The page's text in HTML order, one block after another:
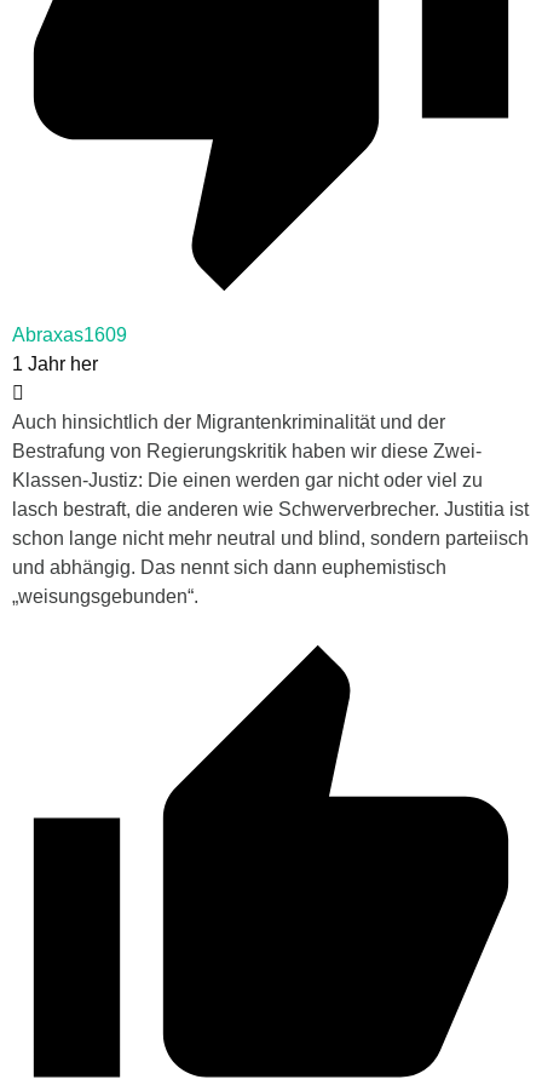
Abraxas1609
1 Jahr her
Auch hinsichtlich der Migrantenkriminalität und der
Bestrafung von Regierungskritik haben wir diese Zwei-
Klassen-Justiz: Die einen werden gar nicht oder viel zu
lasch bestraft, die anderen wie Schwerverbrecher. Justitia ist
schon lange nicht mehr neutral und blind, sondern parteiisch
und abhängig. Das nennt sich dann euphemistisch
„weisungsgebunden“.